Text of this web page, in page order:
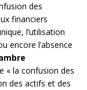
des
financiers
l’utilisation
encore l’absence
« la confusion des
des actifs et des